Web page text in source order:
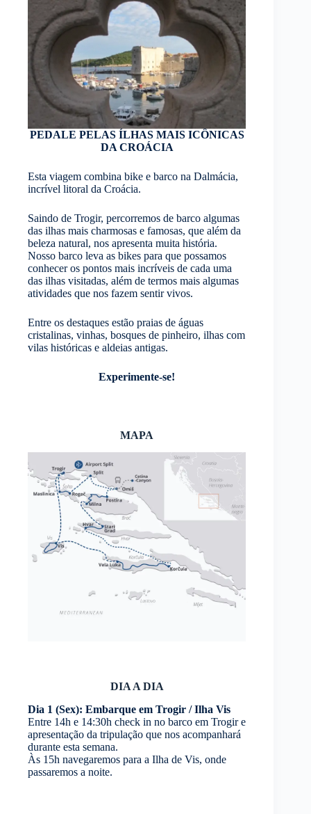
PEDALE PELAS ÍLHAS MAIS ICÔNICAS
DA CROÁCIA
Esta viagem combina bike e barco na Dalmácia,
incrível litoral da Croácia.
Saindo de Trogir, percorremos de barco algumas
das ilhas mais charmosas e famosas, que além da
beleza natural, nos apresenta muita história.
Nosso barco leva as bikes para que possamos
conhecer os pontos mais incríveis de cada uma
das ilhas visitadas, além de termos mais algumas
atividades que nos fazem sentir vivos.
Entre os destaques estão praias de águas
cristalinas, vinhas, bosques de pinheiro, ilhas com
vilas históricas e aldeias antigas.
Experimente-se!
MAPA
DIA A DIA
Dia 1 (Sex): Embarque em Trogir / Ilha Vis
Entre 14h e 14:30h check in no barco em Trogir e
apresentação da tripulação que nos acompanhará
durante esta semana.
Às 15h navegaremos para a Ilha de Vis, onde
passaremos a noite.